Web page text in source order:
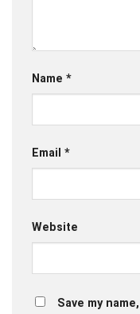
Name *
Email *
Website
Save my